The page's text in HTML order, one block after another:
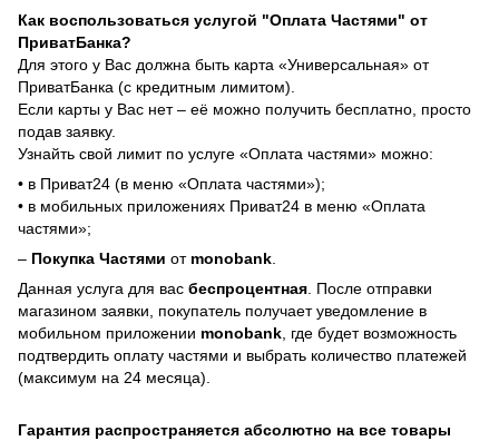
Как воспользоваться услугой "Оплата Частями" от
ПриватБанка?
Для этого у Вас должна быть карта «Универсальная» от
ПриватБанка (с кредитным лимитом).
Если карты у Вас нет – её можно получить бесплатно, просто
подав заявку.
Узнайть свой лимит по услуге «Оплата частями» можно:
• в Приват24 (в меню «Оплата частями»);
• в мобильных приложениях Приват24 в меню «Оплата
частями»;
– Покупка Частями от monobank
Данная услуга для вас беспроцентная . После отправки
магазином заявки, покупатель получает уведомление в
мобильном приложении monobank , где будет возможность
подтвердить оплату частями и выбрать количество платежей
(максимум на 24 месяца).
Гарантия распространяется абсолютно на все товары